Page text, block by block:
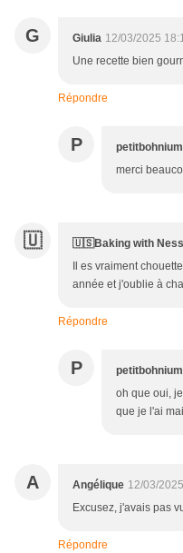
G Giulia 12/03/2025
Une recette bien
Répondre
P petitbohnium
merci
🇺 🇺🇸Baking with
Il es vraiment
année et j'oublie à
Répondre
P petitbohnium
oh que oui,
que je l'ai
A Angélique 12/03/
Excusez, j'avais pas
Répondre